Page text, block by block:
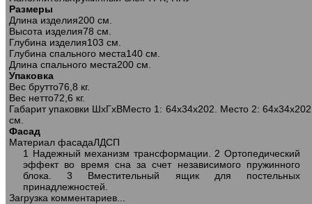
498 диван-кровать 3ек 988 синий
Размеры
Длина изделия200 см.
Высота изделия78 см.
Глубина изделия103 см.
Глубина спального места140 см.
Длина спального места200 см.
Упаковка
Вес брутто76,8 кг.
Вес нетто72,6 кг.
Габарит упаковки ШхГхВМесто 1: 64х34х202. Место 2:
см.
Фасад
Материал фасадаЛДСП
1 Надежный механизм трансформации. 2 Ортопедический
эффект во время сна за счет независимого пружинного
блока. 3 Вместительный ящик для постельных
принадлежностей.
Загрузка комментариев...